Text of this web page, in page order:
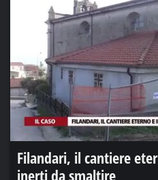
Filandari, il cantiere
inerti da smaltire